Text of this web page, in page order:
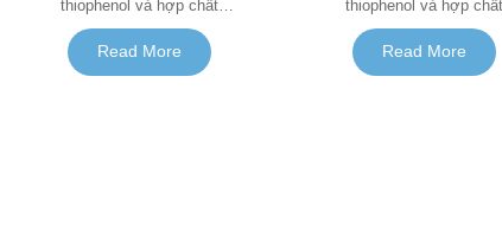
thiophenol và hợp chất
mercaptan
Read More
thiophenol và hợp chất
mercaptan
Read More